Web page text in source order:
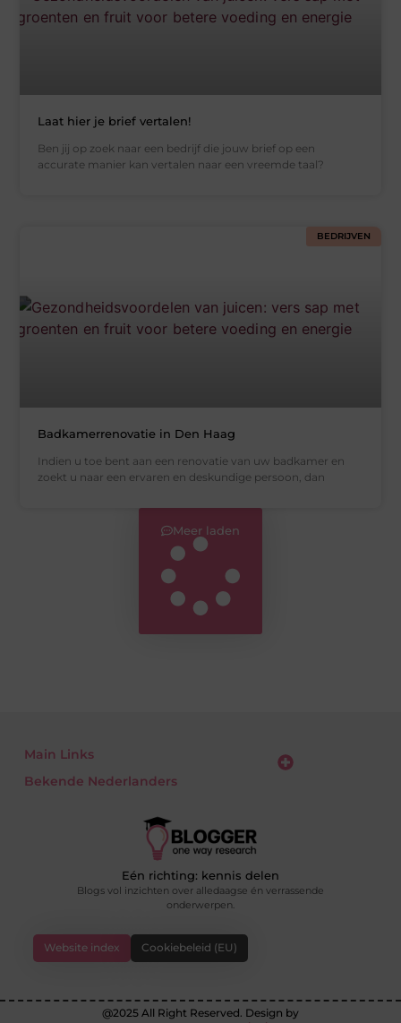
Laat hier je brief vertalen!
Ben jij op zoek naar een bedrijf die jouw brief op een
accurate manier kan vertalen naar een vreemde taal?
BEDRIJVEN
Badkamerrenovatie in Den Haag
Indien u toe bent aan een renovatie van uw badkamer en
zoekt u naar een ervaren en deskundige persoon, dan
Meer laden
Main Links
Bekende Nederlanders
Eén richting: kennis delen
Blogs vol inzichten over alledaagse én verrassende
onderwerpen.
Website index Cookiebeleid (EU)
@2025 All Right Reserved. Design by